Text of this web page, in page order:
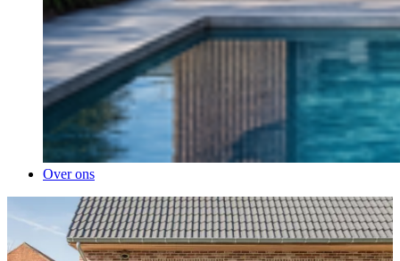
Over ons